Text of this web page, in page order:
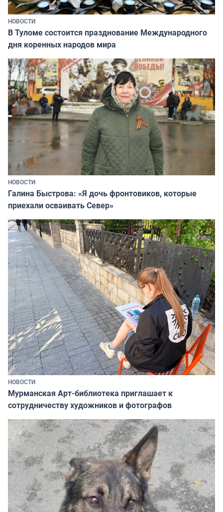
НОВОСТИ
В Туломе состоится празднование Международного
дня коренных народов мира
НОВОСТИ
Галина Быстрова: «Я дочь фронтовиков, которые
приехали осваивать Север»
НОВОСТИ
Мурманская Арт-библиотека приглашает к
сотрудничеству художников и фотографов